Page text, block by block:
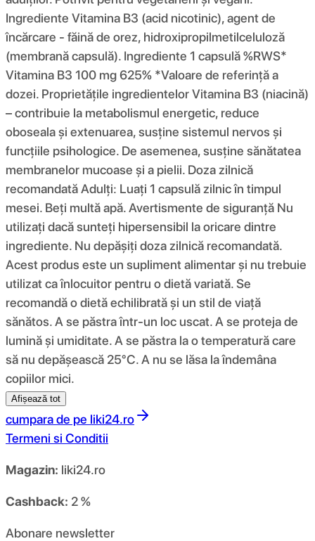
Ingrediente Vitamina B3 (acid nicotinic), agent de
încărcare - făină de orez, hidroxipropilmetilceluloză
(membrană capsulă). Ingrediente 1 capsulă %RWS*
Vitamina B3 100 mg 625% *Valoare de referință a
dozei. Proprietățile ingredientelor Vitamina B3 (niacină)
– contribuie la metabolismul energetic, reduce
oboseala și extenuarea, susține sistemul nervos și
funcțiile psihologice. De asemenea, susține sănătatea
membranelor mucoase și a pielii. Doza zilnică
recomandată Adulți: Luați 1 capsulă zilnic în timpul
mesei. Beți multă apă. Avertismente de siguranță Nu
utilizați dacă sunteți hipersensibil la oricare dintre
ingrediente. Nu depășiți doza zilnică recomandată.
Acest produs este un supliment alimentar și nu trebuie
utilizat ca înlocuitor pentru o dietă variată. Se
recomandă o dietă echilibrată și un stil de viață
sănătos. A se păstra într-un loc uscat. A se proteja de
lumină și umiditate. A se păstra la o temperatură care
să nu depășească 25°C. A nu se lăsa la îndemâna
copiilor mici.
Afișează tot
cumpara de pe liki24.ro
Termeni si Conditii
Magazin: liki24.ro
Cashback: 2 %
Abonare newsletter